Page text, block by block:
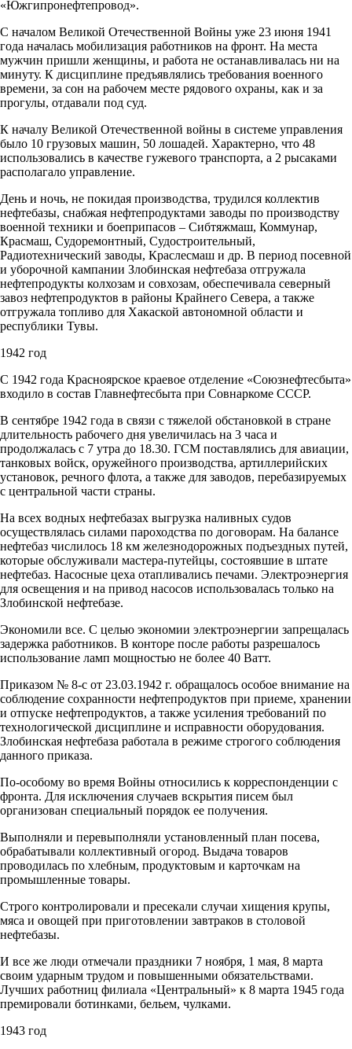
«Южгипронефтепровод».
С началом Великой Отечественной Войны уже 23 июня 1941
года началась мобилизация работников на фронт. На места
мужчин пришли женщины, и работа не останавливалась ни на
минуту. К дисциплине предъявлялись требования военного
времени, за сон на рабочем месте рядового охраны, как и за
прогулы, отдавали под суд.
К началу Великой Отечественной войны в системе управления
было 10 грузовых машин, 50 лошадей. Характерно, что 48
использовались в качестве гужевого транспорта, а 2 рысаками
располагало управление.
День и ночь, не покидая производства, трудился коллектив
нефтебазы, снабжая нефтепродуктами заводы по производству
военной техники и боеприпасов – Сибтяжмаш, Коммунар,
Красмаш, Судоремонтный, Судостроительный,
Радиотехнический заводы, Краслесмаш и др. В период посевной
и уборочной кампании Злобинская нефтебаза отгружала
нефтепродукты колхозам и совхозам, обеспечивала северный
завоз нефтепродуктов в районы Крайнего Севера, а также
отгружала топливо для Хакаской автономной области и
республики Тувы.
1942 год
С 1942 года Красноярское краевое отделение «Союзнефтесбыта»
входило в состав Главнефтесбыта при Совнаркоме СССР.
В сентябре 1942 года в связи с тяжелой обстановкой в стране
длительность рабочего дня увеличилась на 3 часа и
продолжалась с 7 утра до 18.30. ГСМ поставлялись для авиации,
танковых войск, оружейного производства, артиллерийских
установок, речного флота, а также для заводов, перебазируемых
с центральной части страны.
На всех водных нефтебазах выгрузка наливных судов
осуществлялась силами пароходства по договорам. На балансе
нефтебаз числилось 18 км железнодорожных подъездных путей,
которые обслуживали мастера-путейцы, состоявшие в штате
нефтебаз. Насосные цеха отапливались печами. Электроэнергия
для освещения и на привод насосов использовалась только на
Злобинской нефтебазе.
Экономили все. С целью экономии электроэнергии запрещалась
задержка работников. В конторе после работы разрешалось
использование ламп мощностью не более 40 Ватт.
Приказом № 8-с от 23.03.1942 г. обращалось особое внимание на
соблюдение сохранности нефтепродуктов при приеме, хранении
и отпуске нефтепродуктов, а также усиления требований по
технологической дисциплине и исправности оборудования.
Злобинская нефтебаза работала в режиме строгого соблюдения
данного приказа.
По-особому во время Войны относились к корреспонденции с
фронта. Для исключения случаев вскрытия писем был
организован специальный порядок ее получения.
Выполняли и перевыполняли установленный план посева,
обрабатывали коллективный огород. Выдача товаров
проводилась по хлебным, продуктовым и карточкам на
промышленные товары.
Строго контролировали и пресекали случаи хищения крупы,
мяса и овощей при приготовлении завтраков в столовой
нефтебазы.
И все же люди отмечали праздники 7 ноября, 1 мая, 8 марта
своим ударным трудом и повышенными обязательствами.
Лучших работниц филиала «Центральный» к 8 марта 1945 года
премировали ботинками, бельем, чулками.
1943 год